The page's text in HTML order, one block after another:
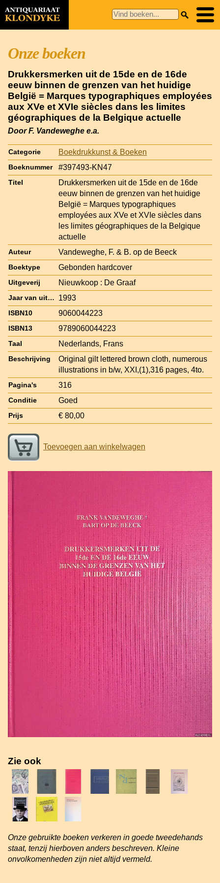
Onze boeken
Drukkersmerken uit de 15de en de 16de
eeuw binnen de grenzen van het huidige
België = Marques typographiques employées
aux XVe et XVIe siècles dans les limites
géographiques de la Belgique actuelle
Door F. Vandeweghe e.a.
Categorie Boekdrukkunst & Boeken
Boeknummer #397493-KN47
Titel
Drukkersmerken uit de 15de en de 16de
eeuw binnen de grenzen van het huidige
België = Marques typographiques
employées aux XVe et XVIe siècles dans
les limites géographiques de la Belgique
actuelle
Auteur Vandeweghe, F. & B. op de Beeck
Boektype Gebonden hardcover
Uitgeverij Nieuwkoop : De Graaf
Jaar van uitgave 1993
ISBN10 9060044223
ISBN13 9789060044223
Taal Nederlands, Frans
Beschrijving
Original gilt lettered brown cloth, numerous
illustrations in b/w, XXI,(1),316 pages, 4to.
Pagina's 316
Conditie Goed
Prijs € 80,00
Toevoegen aan winkelwagen
Zie ook
Onze gebruikte boeken verkeren in goede tweedehands
staat, tenzij hierboven anders beschreven. Kleine
onvolkomenheden zijn niet altijd vermeld.